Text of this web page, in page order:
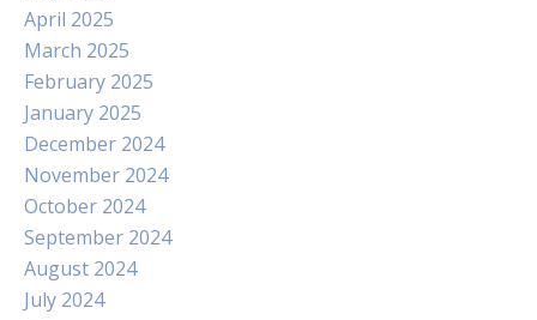
April 2025
March 2025
February 2025
January 2025
December 2024
November 2024
October 2024
September 2024
August 2024
July 2024